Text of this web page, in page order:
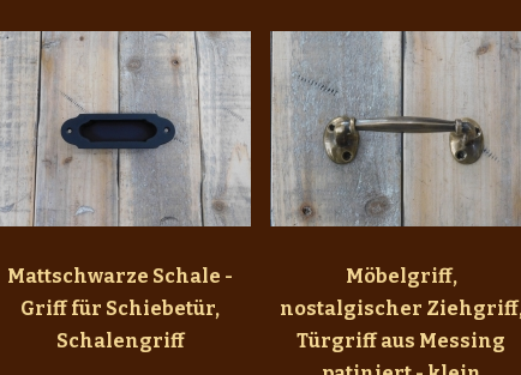
Mattschwarze Schale -
Griff für Schiebetür,
Schalengriff
Möbelgriff,
nostalgischer
Türgriff aus Messing